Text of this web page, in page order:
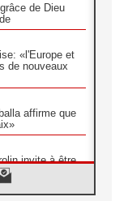
de Dieu
«l'Europe et
de nouveaux
affirme que
invite à être